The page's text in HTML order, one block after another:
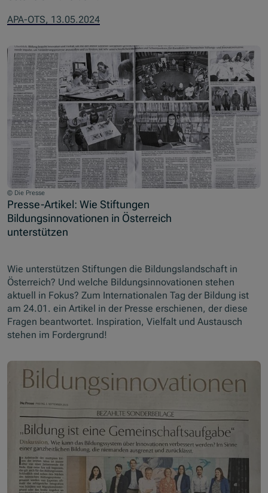
APA-OTS, 13.05.2024
© Die Presse
Presse-Artikel: Wie Stiftungen
Bildungsinnovationen in Österreich
unterstützen
Wie unterstützen Stiftungen die Bildungslandschaft in
Österreich? Und welche Bildungsinnovationen stehen
aktuell in Fokus? Zum Internationalen Tag der Bildung ist
am 24.01. ein Artikel in der Presse erschienen, der diese
Fragen beantwortet. Inspiration, Vielfalt und Austausch
stehen im Fordergrund!